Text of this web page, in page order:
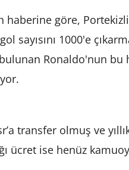
göre, Portekizli
sayısını 1000'e
Ronaldo'nun bu
transfer olmuş ve
ücret ise henüz